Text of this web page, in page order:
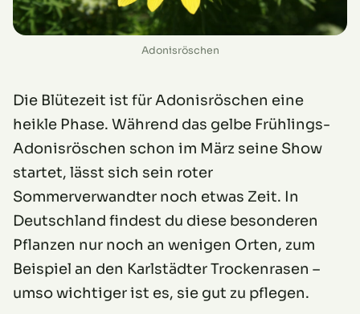
Adonisröschen
Die Blütezeit ist für Adonisröschen eine
heikle Phase. Während das gelbe Frühlings-
Adonisröschen schon im März seine Show
startet, lässt sich sein roter
Sommerverwandter noch etwas Zeit. In
Deutschland findest du diese besonderen
Pflanzen nur noch an wenigen Orten, zum
Beispiel an den Karlstädter Trockenrasen –
umso wichtiger ist es, sie gut zu pflegen.